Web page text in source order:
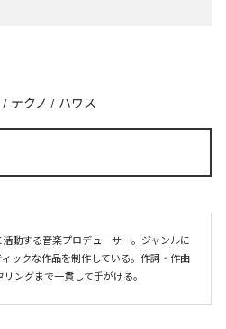
/ テクノ / ハウス
活動する音楽プロデューサー。ジャンルに
ックな作品を制作している。作詞・作曲
ングまで一貫して手がける。